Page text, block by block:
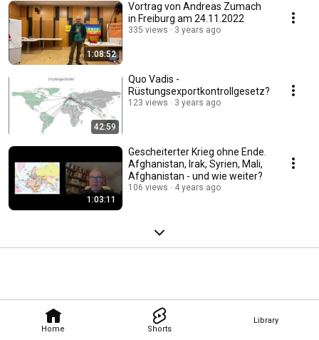
Home Shorts
Library
1:08:52
Vortrag von Andreas Zumach
in Freiburg am 24.11.2022
335 views 3 years ago
42:59
Quo Vadis -
Rüstungsexportkontrollgesetz?
123 views 3 years ago
1:03:11
Gescheiterter Krieg ohne Ende.
Afghanistan, Irak, Syrien, Mali,
Afghanistan - und wie weiter?
106 views 4 years ago